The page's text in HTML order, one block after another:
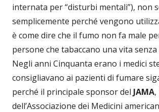
internata per “disturbi mentali”), non
semplicemente perché vengono
è come dire che il fumo non fa male
persone che tabaccano una vita senza
Negli anni Cinquanta erano i medici
consigliavano ai pazienti di fumare
perché il principale sponsor del JAMA
dell’Associazione dei Medicini